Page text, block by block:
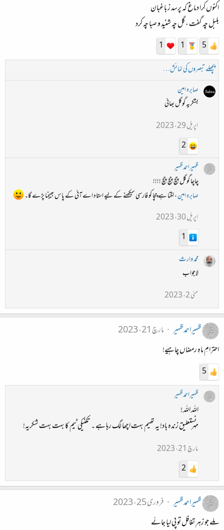
اكنوں كِرا دماغ كه پرسد ز باغبان
بلبل چه گفت ، گل چه شنید و صبا چه كرد
5
1
1
پچھلے تبصروں کی نمائش…
صابرہ امین
بشکریہ گوگل بھائی
اپریل 29، 2023
2
ظہیراحمدظہیر
چاچا گوگل چچ چچ چچ !!!!
صابرہ امین، لگتا ہے چچا کو فارسی سیکھنے کے لیے استاد اے آئی کے پاس بھیجنا پڑے گا۔
اپریل 30، 2023
1
محمد وارث
لاجواب
مئی 2، 2023
ظہیراحمدظہیر
مارچ 21، 2023
احترامِ ماہِ رمضاں چاہیے!
5
ظہیراحمدظہیر
اللہ اللہ !
مہر نستعلیق زندہ باد! یہ تھیم بہت اچھا لگ رہا ہے ۔ تکنیکی ٹیم کا بہت بہت شکریہ!
مارچ 21، 2023
2
ظہیراحمدظہیر
فروری 25، 2023
ملے جو زہرِ تغافل تو پی لیا جائے